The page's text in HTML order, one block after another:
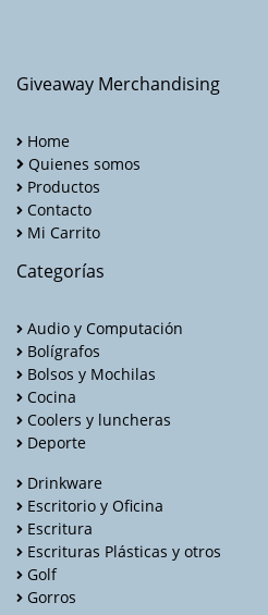
Giveaway Merchandising
Home
Quienes somos
Productos
Contacto
Mi Carrito
Categorías
Audio y Computación
Bolígrafos
Bolsos y Mochilas
Cocina
Coolers y luncheras
Deporte
Drinkware
Escritorio y Oficina
Escritura
Escrituras Plásticas y otros
Golf
Gorros